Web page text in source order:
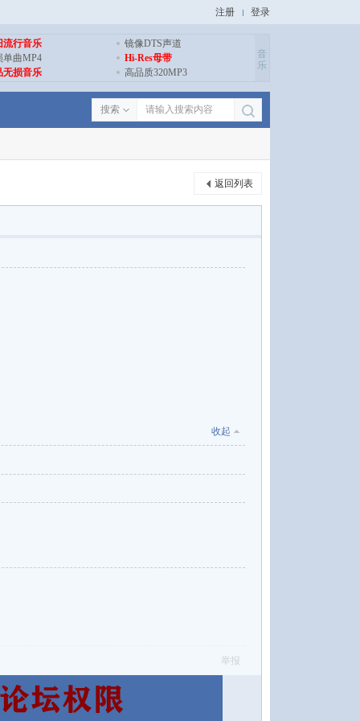
注册 登录
流行音乐
镜像DTS声道
单曲MP4
Hi-Res母带
无损音乐
高品质320MP3
音
乐
搜索
返回列表
收起
举报